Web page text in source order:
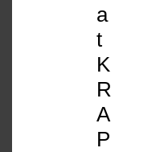
a
t
K
R
A
P